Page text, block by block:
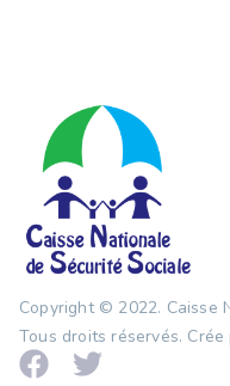
Copyright © 2022. Caisse
Tous droits réservés. Crée